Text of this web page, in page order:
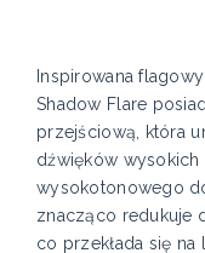
Inspirowana
Shadow Flare
przejściową, która
dźwięków wysokich
wysokotonowego
znacząco redukuje
co przekłada się